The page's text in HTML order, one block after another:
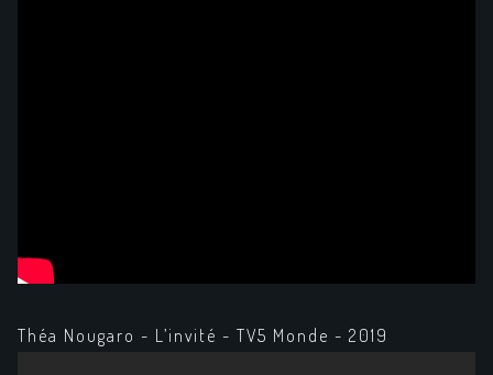
Théa Nougaro - L’invité - TV5 Monde - 2019